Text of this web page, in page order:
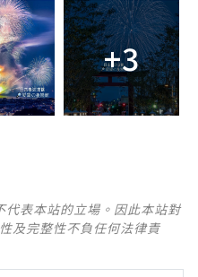
+3
表本站的立場。因此本站對
及完整性不負任何法律責